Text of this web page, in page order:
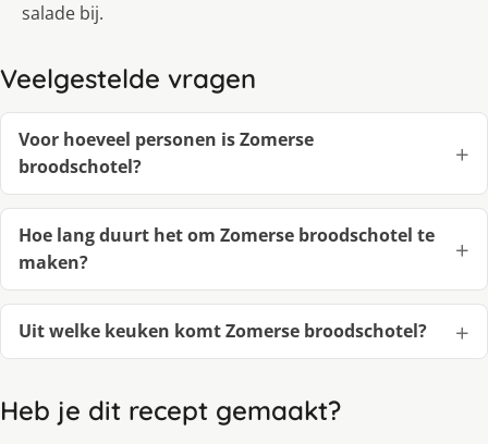
salade bij.
Veelgestelde vragen
Voor hoeveel personen is Zomerse
broodschotel?
Hoe lang duurt het om Zomerse broodschotel te
maken?
Uit welke keuken komt Zomerse broodschotel?
Heb je dit recept gemaakt?